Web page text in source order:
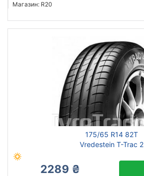
Магазин: R20
175/65 R14 82T
Vredestein T-Trac 2
2289 ₴